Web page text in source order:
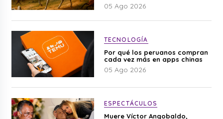
05 Ago 2026
TECNOLOGÍA
Por qué los peruanos compran
cada vez más en apps chinas
05 Ago 2026
ESPECTÁCULOS
Muere Víctor Angobaldo,